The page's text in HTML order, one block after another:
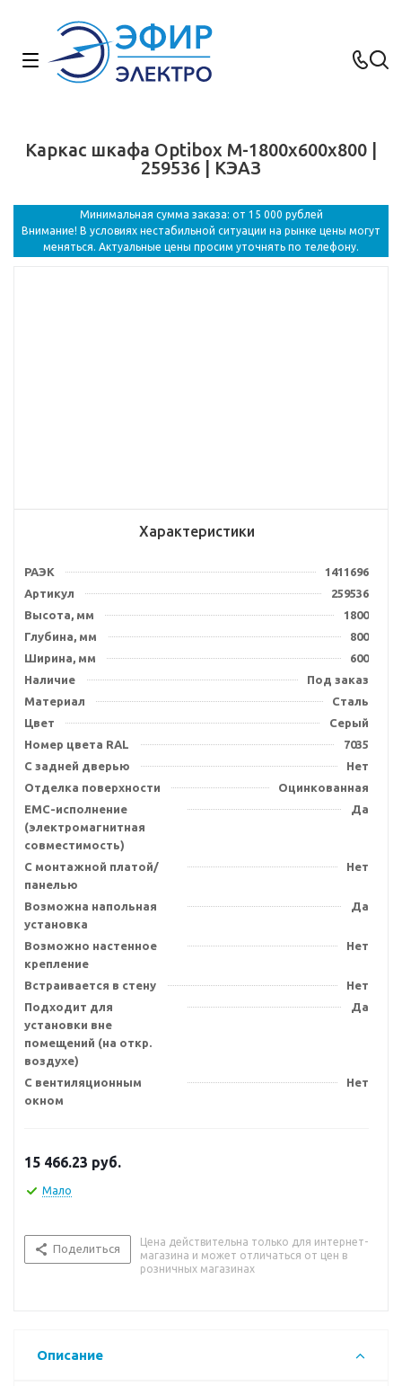
Каркас шкафа Optibox M-1800х600х800 |
259536 | КЭАЗ
Минимальная сумма заказа: от 15 000 рублей
Внимание! В условиях нестабильной ситуации на рынке цены могут
меняться. Актуальные цены просим уточнять по телефону.
Характеристики
РАЭК
1411696
Артикул
259536
Высота, мм
1800
Глубина, мм
800
Ширина, мм
600
Наличие
Под заказ
Материал
Сталь
Цвет
Серый
Номер цвета RAL
7035
С задней дверью
Нет
Отделка поверхности
Оцинкованная
EMC-исполнение
(электромагнитная
совместимость)
Да
С монтажной платой/
панелью
Нет
Возможна напольная
установка
Да
Возможно настенное
крепление
Нет
Встраивается в стену
Нет
Подходит для
установки вне
помещений (на откр.
воздухе)
Да
С вентиляционным
окном
Нет
15 466.23 руб.
Мало
Поделиться
Цена действительна только для интернет-
магазина и может отличаться от цен в
розничных магазинах
Описание